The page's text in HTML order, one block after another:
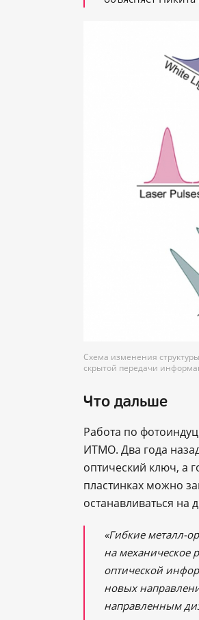
Схема изменения
скрытой передачи
Что дальше
Работа по
ИТМО. Два года
оптический ключ, а
пластинках можно
останавливаться на
«Гибкие металл-
на механическое
оптической
новых
направленным